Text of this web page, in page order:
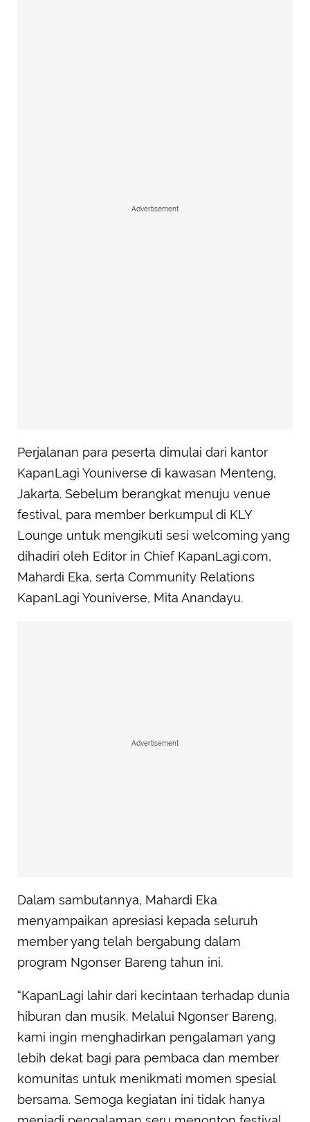
Advertisement
Perjalanan para peserta dimulai dari kantor
KapanLagi Youniverse di kawasan Menteng,
Jakarta. Sebelum berangkat menuju venue
festival, para member berkumpul di KLY
Lounge untuk mengikuti sesi welcoming yang
dihadiri oleh Editor in Chief KapanLagi.com,
Mahardi Eka, serta Community Relations
KapanLagi Youniverse, Mita Anandayu.
Advertisement
Dalam sambutannya, Mahardi Eka
menyampaikan apresiasi kepada seluruh
member yang telah bergabung dalam
program Ngonser Bareng tahun ini.
“KapanLagi lahir dari kecintaan terhadap dunia
hiburan dan musik. Melalui Ngonser Bareng,
kami ingin menghadirkan pengalaman yang
lebih dekat bagi para pembaca dan member
komunitas untuk menikmati momen spesial
bersama. Semoga kegiatan ini tidak hanya